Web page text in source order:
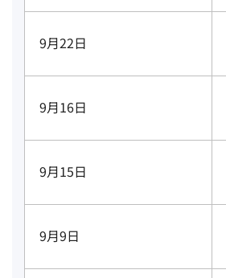
9月22日
9月16日
9月15日
9月9日